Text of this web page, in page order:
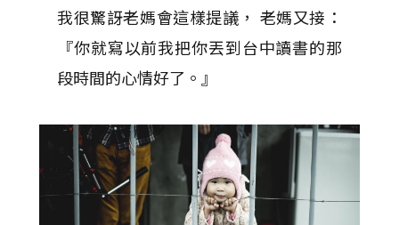
我很驚訝老媽會這樣提議， 老媽又接：
『你就寫以前我把你丟到台中讀書的那
段時間的心情好了。』